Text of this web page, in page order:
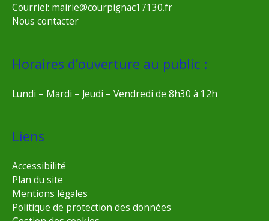
Courriel: mairie@courpignac17130.fr
Nous contacter
Horaires d’ouverture au public :
Lundi – Mardi – Jeudi – Vendredi de 8h30 à 12h
Liens
Accessibilité
Plan du site
Mentions légales
Politique de protection des données